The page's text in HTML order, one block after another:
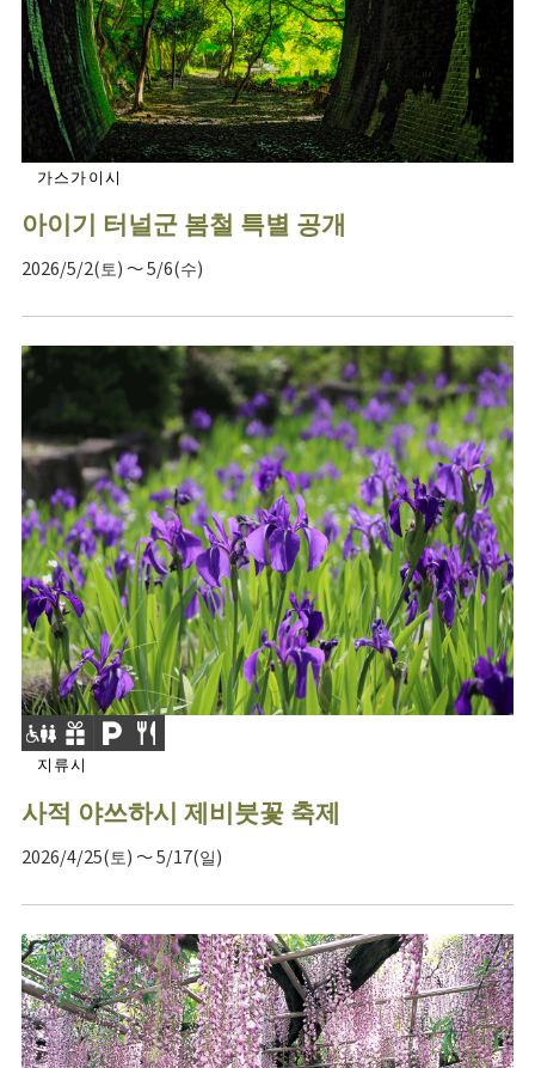
가스가이시
아이기 터널군 봄철 특별 공개
2026/5/2(토) ～ 5/6(수)
지류시
사적 야쓰하시 제비붓꽃 축제
2026/4/25(토) ～ 5/17(일)